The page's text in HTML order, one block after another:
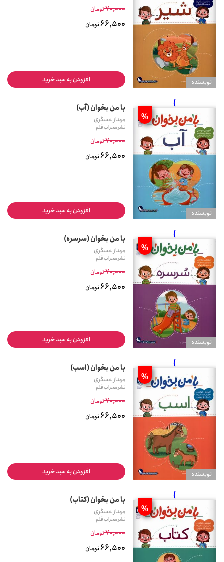
نويسنده
70,000تومان
66,500تومان
افزودن به سبد خرید
نويسنده
}
%
با من بخوان (آب)
مهناز عسگری
نشر محراب قلم
70,000تومان
66,500تومان
افزودن به سبد خرید
نويسنده
}
%
با من بخوان (سرسره)
مهناز عسگری
نشر محراب قلم
70,000تومان
66,500تومان
افزودن به سبد خرید
نويسنده
}
%
با من بخوان (اسب)
مهناز عسگری
نشر محراب قلم
70,000تومان
66,500تومان
افزودن به سبد خرید
}
%
با من بخوان (کتاب)
مهناز عسگری
نشر محراب قلم
70,000تومان
66,500تومان